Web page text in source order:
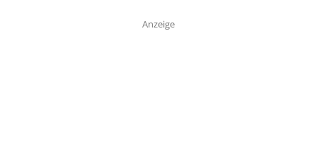
Anzeige